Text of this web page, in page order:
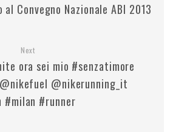
Convegno Nazionale ABI 2013
Next
ora sei mio #senzatimore
@nikerunning_it
#milan #runner